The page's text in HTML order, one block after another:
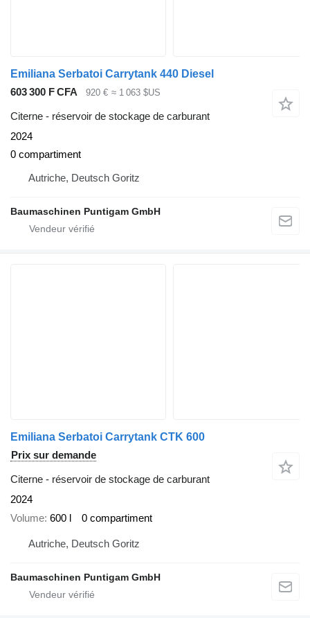
Emiliana Serbatoi Carrytank 440 Diesel
603 300 F CFA
920 € ≈ 1 063 $US
Citerne - réservoir de stockage de carburant
2024
0 compartiment
Autriche, Deutsch Goritz
Baumaschinen Puntigam GmbH
Emiliana Serbatoi Carrytank CTK 600
Prix sur demande
Citerne - réservoir de stockage de carburant
2024
Volume 600 l 0 compartiment
Autriche, Deutsch Goritz
Baumaschinen Puntigam GmbH